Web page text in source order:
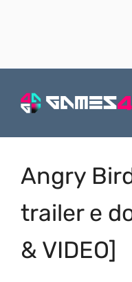
Angry
trailer e
& VIDEO]